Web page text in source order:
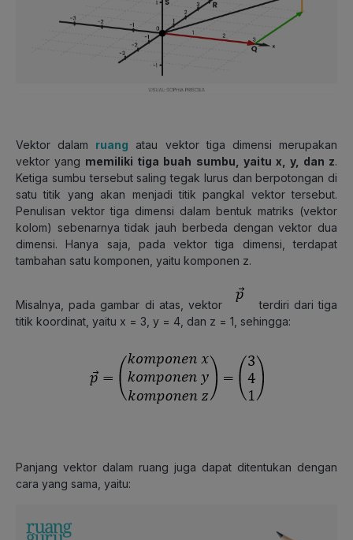
Vektor dalam ruang atau vektor tiga dimensi merupakan
vektor yang memiliki tiga buah sumbu, yaitu x, y, dan z.
Ketiga sumbu tersebut saling tegak lurus dan berpotongan di
satu titik yang akan menjadi titik pangkal vektor tersebut.
Penulisan vektor tiga dimensi dalam bentuk matriks (vektor
kolom) sebenarnya tidak jauh berbeda dengan vektor dua
dimensi. Hanya saja, pada vektor tiga dimensi, terdapat
tambahan satu komponen, yaitu komponen z.
Misalnya, pada gambar di atas, vektor
terdiri dari tiga
titik koordinat, yaitu x = 3, y = 4, dan z = 1, sehingga:
Panjang vektor dalam ruang juga dapat ditentukan dengan
cara yang sama, yaitu: